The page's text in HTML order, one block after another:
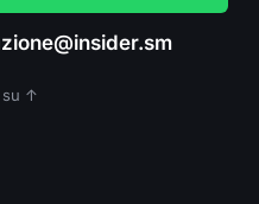
su ↑